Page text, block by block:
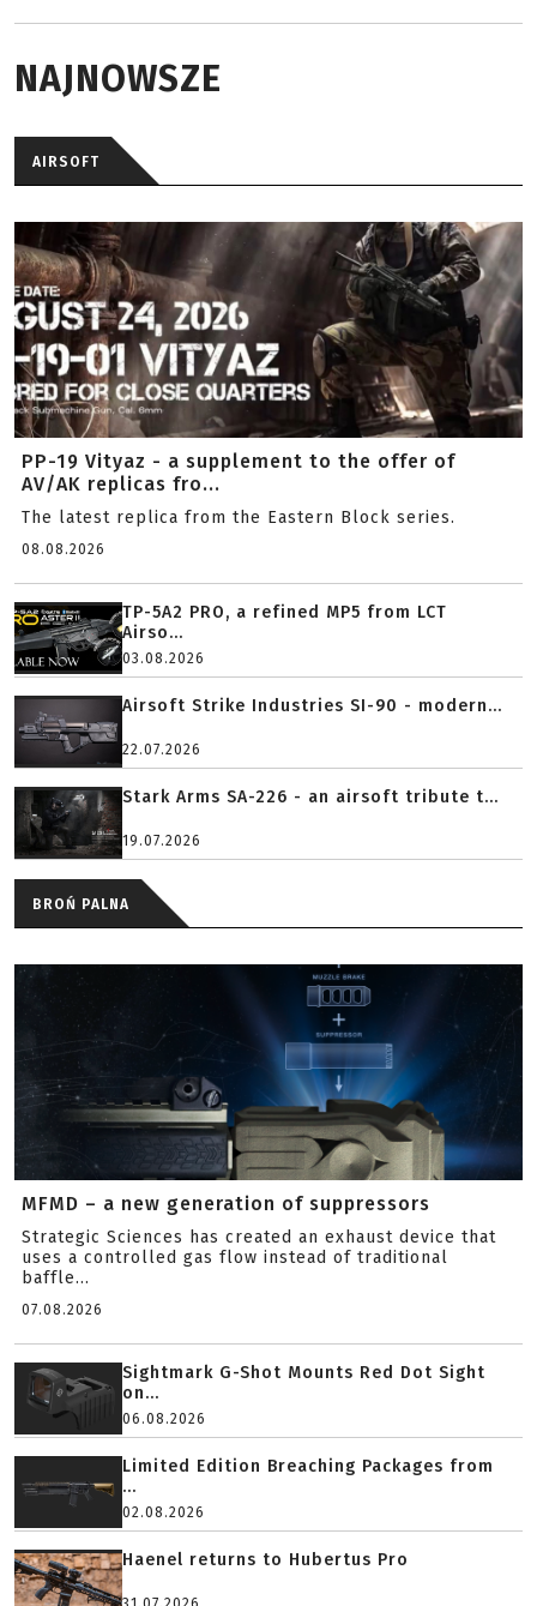
NAJNOWSZE
AIRSOFT
PP-19 Vityaz - a supplement to the offer of
AV/AK replicas fro...
The latest replica from the Eastern Block series.
08.08.2026
TP-5A2 PRO, a refined MP5 from LCT
Airso...
03.08.2026
Airsoft Strike Industries SI-90 - modern...
22.07.2026
Stark Arms SA-226 - an airsoft tribute t...
19.07.2026
BROŃ PALNA
MFMD – a new generation of suppressors
Strategic Sciences has created an exhaust device that
uses a controlled gas flow instead of traditional
baffle...
07.08.2026
Sightmark G-Shot Mounts Red Dot Sight
on...
06.08.2026
Limited Edition Breaching Packages from
...
02.08.2026
Haenel returns to Hubertus Pro